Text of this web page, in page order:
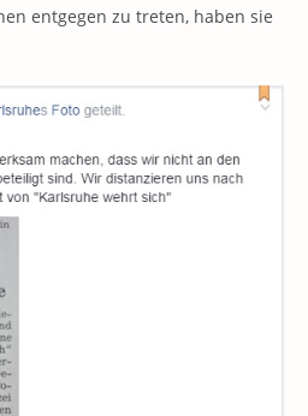
entgegen zu treten, haben sie